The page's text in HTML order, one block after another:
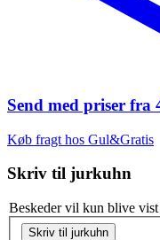
Send med priser fra
Køb fragt hos Gul&Gratis
Skriv til jurkuhn
Beskeder vil kun blive
Skriv til jurkuhn